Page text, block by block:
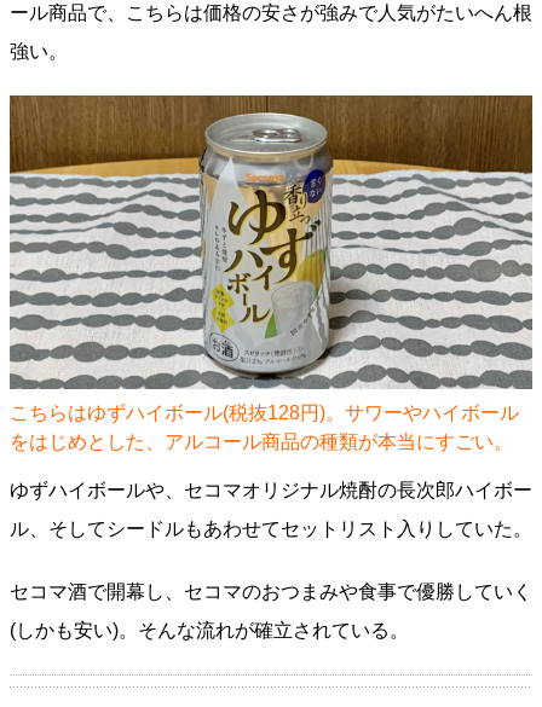
ール商品で、こちらは価格の安さが強みで人気がたいへん根
強い。
こちらはゆずハイボール(税抜128円)。サワーやハイボール
をはじめとした、アルコール商品の種類が本当にすごい。
ゆずハイボールや、セコマオリジナル焼酎の長次郎ハイボー
ル、そしてシードルもあわせてセットリスト入りしていた。
セコマ酒で開幕し、セコマのおつまみや食事で優勝していく
(しかも安い)。そんな流れが確立されている。